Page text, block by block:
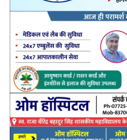
इसके अलावा तस्करी और सेवन में